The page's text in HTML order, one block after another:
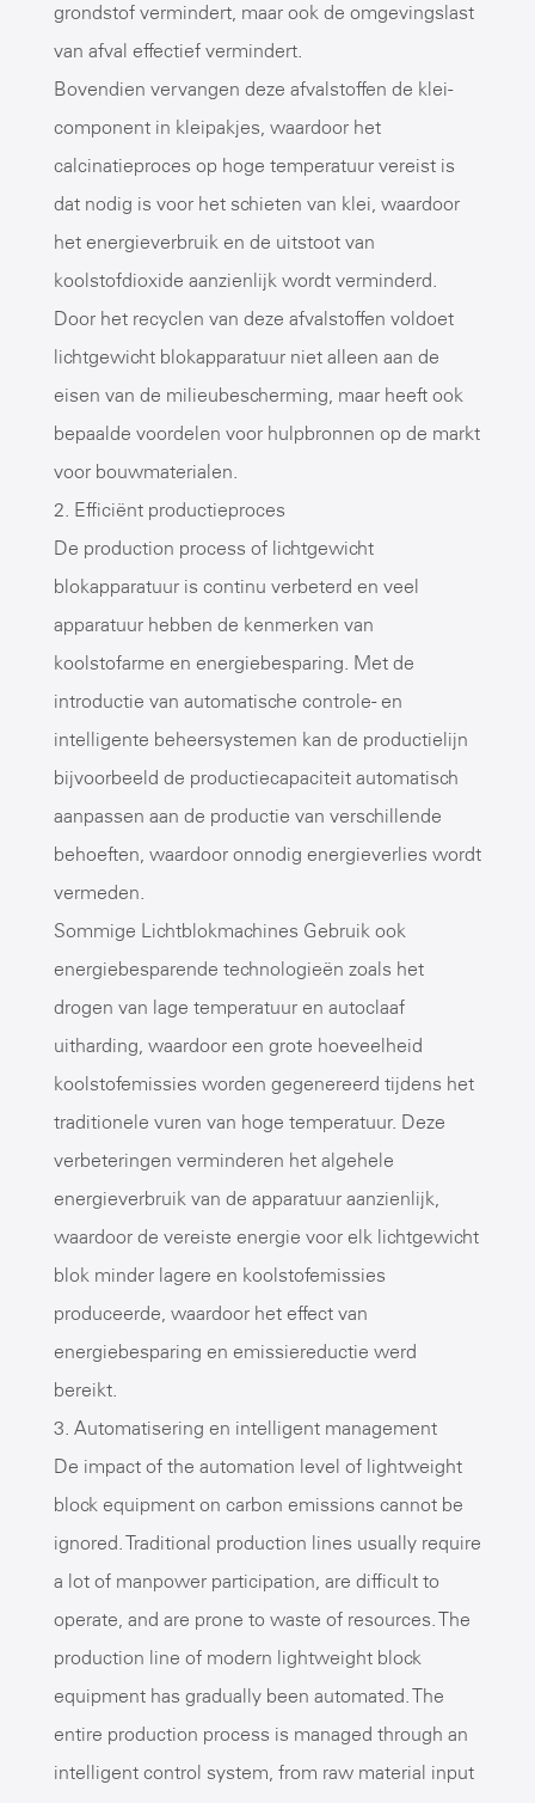
grondstof vermindert, maar ook de omgevingslast
van afval effectief vermindert.
Bovendien vervangen deze afvalstoffen de klei-
component in kleipakjes, waardoor het
calcinatieproces op hoge temperatuur vereist is
dat nodig is voor het schieten van klei, waardoor
het energieverbruik en de uitstoot van
koolstofdioxide aanzienlijk wordt verminderd.
Door het recyclen van deze afvalstoffen voldoet
lichtgewicht blokapparatuur niet alleen aan de
eisen van de milieubescherming, maar heeft ook
bepaalde voordelen voor hulpbronnen op de markt
voor bouwmaterialen.
2. Efficiënt productieproces
De production process of lichtgewicht
blokapparatuur is continu verbeterd en veel
apparatuur hebben de kenmerken van
koolstofarme en energiebesparing. Met de
introductie van automatische controle- en
intelligente beheersystemen kan de productielijn
bijvoorbeeld de productiecapaciteit automatisch
aanpassen aan de productie van verschillende
behoeften, waardoor onnodig energieverlies wordt
vermeden.
Sommige Lichtblokmachines Gebruik ook
energiebesparende technologieën zoals het
drogen van lage temperatuur en autoclaaf
uitharding, waardoor een grote hoeveelheid
koolstofemissies worden gegenereerd tijdens het
traditionele vuren van hoge temperatuur. Deze
verbeteringen verminderen het algehele
energieverbruik van de apparatuur aanzienlijk,
waardoor de vereiste energie voor elk lichtgewicht
blok minder lagere en koolstofemissies
produceerde, waardoor het effect van
energiebesparing en emissiereductie werd
bereikt.
3. Automatisering en intelligent management
De impact of the automation level of lightweight
block equipment on carbon emissions cannot be
ignored. Traditional production lines usually require
a lot of manpower participation, are difficult to
operate, and are prone to waste of resources. The
production line of modern lightweight block
equipment has gradually been automated. The
entire production process is managed through an
intelligent control system, from raw material input